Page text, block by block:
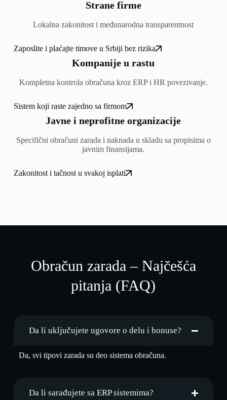
Strane firme
Lokalna zakonitost i međunarodna transparentnost
Zaposlite i plaćajte timove u Srbiji bez rizika
Kompanije u rastu
Kompletna kontrola obračuna kroz ERP i HR povezivanje.
Sistem koji raste zajedno sa firmom
Javne i neprofitne organizacije
Specifični obračuni zarada i naknada u skladu sa propisima o
javnim finansijama.
Zakonitost i tačnost u svakoj isplati
Obračun zarada – Najčešća
pitanja (FAQ)
Da li uključujete ugovore o delu i bonuse?
Da, svi tipovi zarada su deo sistema obračuna.
Da li sarađujete sa ERP sistemima?